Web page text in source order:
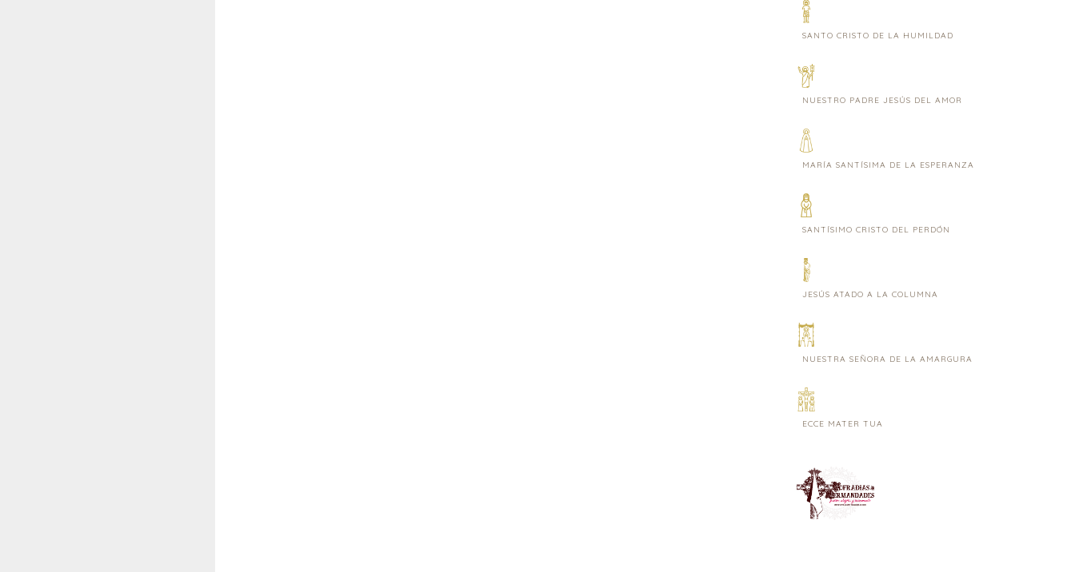
SANTO CRISTO DE LA HUMILDAD
NUESTRO PADRE JESÚS DEL AMOR
MARÍA SANTÍSIMA DE LA ESPERANZA
SANTÍSIMO CRISTO DEL PERDÓN
JESÚS ATADO A LA COLUMNA
NUESTRA SEÑORA DE LA AMARGURA
ECCE MATER TUA